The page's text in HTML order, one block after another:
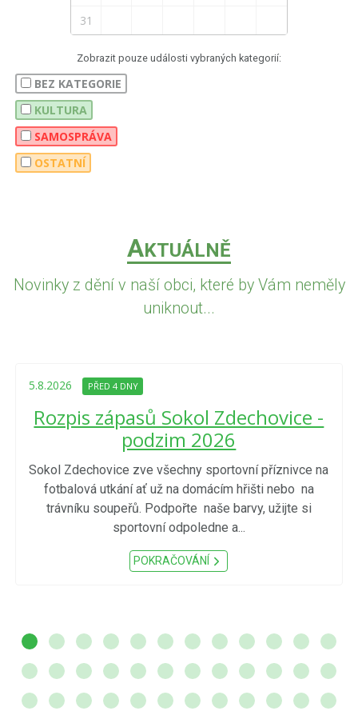
31
Zobrazit pouze události vybraných kategorií:
BEZ KATEGORIE
KULTURA
SAMOSPRÁVA
OSTATNÍ
AKTUÁLNĚ
Novinky z dění v naší obci, které by Vám neměly
uniknout...
5.8.2026 PŘED 4 DNY
Rozpis zápasů Sokol Zdechovice -
podzim 2026
Sokol Zdechovice zve všechny sportovní příznivce na
fotbalová utkání ať už na domácím hřišti nebo na
trávníku soupeřů. Podpořte naše barvy, užijte si
sportovní odpoledne a...
POKRAČOVÁNÍ